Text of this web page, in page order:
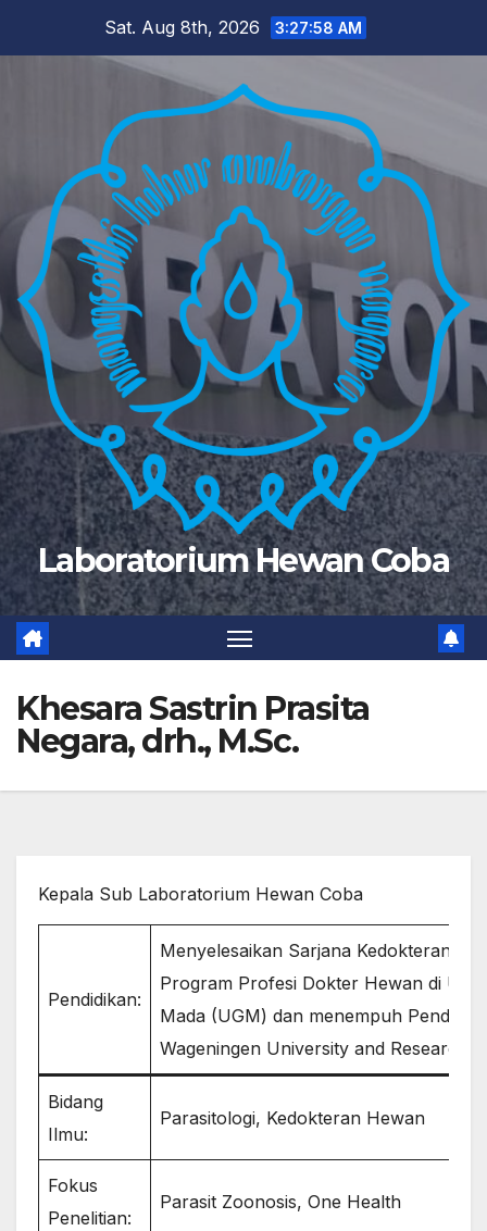
Sat. Aug 8th, 2026 3:27:59 AM
Laboratorium Hewan Coba
Khesara Sastrin Prasita
Negara, drh., M.Sc.
Kepala Sub Laboratorium Hewan Coba
Pendidikan:
Menyelesaikan Sarjana Kedokteran
Program Profesi Dokter Hewan di
Mada (UGM) dan menempuh
Wageningen University and Research,
Bidang
Ilmu:
Parasitologi, Kedokteran Hewan
Fokus
Penelitian:
Parasit Zoonosis, One Health